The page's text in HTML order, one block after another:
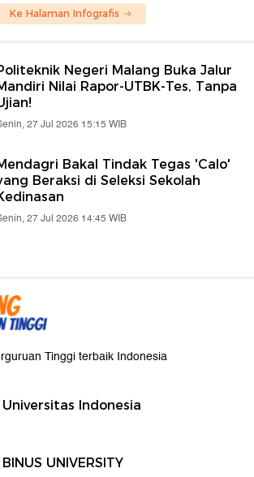
Ke Halaman Infografis
Negeri Malang Buka Jalur
Nilai Rapor-UTBK-Tes, Tanpa
27 Jul 2026 15:15 WIB
Bakal Tindak Tegas 'Calo'
Beraksi di Seleksi Sekolah
27 Jul 2026 14:45 WIB
Tinggi terbaik Indonesia
Universitas Indonesia
BINUS UNIVERSITY